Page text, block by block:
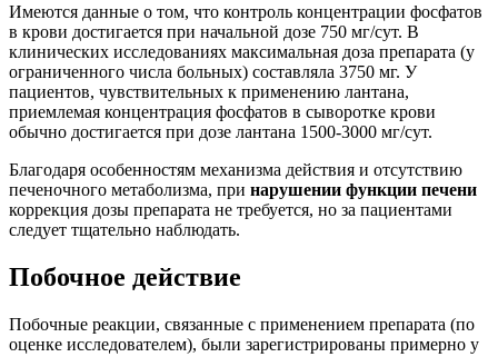
Имеются данные о том, что контроль концентрации фосфатов
в крови достигается при начальной дозе 750 мг/сут. В
клинических исследованиях максимальная доза препарата (у
ограниченного числа больных) составляла 3750 мг. У
пациентов, чувствительных к применению лантана,
приемлемая концентрация фосфатов в сыворотке крови
обычно достигается при дозе лантана 1500-3000 мг/сут.
Благодаря особенностям механизма действия и отсутствию
печеночного метаболизма, при нарушении функции печени
коррекция дозы препарата не требуется, но за пациентами
следует тщательно наблюдать.
Побочное действие
Побочные реакции, связанные с применением препарата (по
оценке исследователем), были зарегистрированы примерно у